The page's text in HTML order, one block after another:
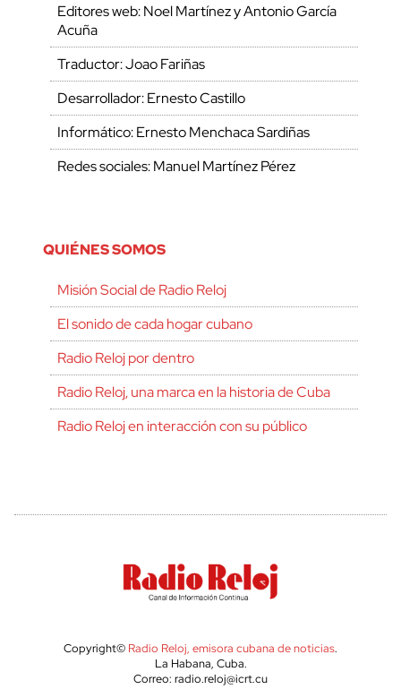
Editores web: Noel Martínez y Antonio García
Acuña
Traductor: Joao Fariñas
Desarrollador: Ernesto Castillo
Informático: Ernesto Menchaca Sardiñas
Redes sociales: Manuel Martínez Pérez
QUIÉNES SOMOS
Misión Social de Radio Reloj
El sonido de cada hogar cubano
Radio Reloj por dentro
Radio Reloj, una marca en la historia de Cuba
Radio Reloj en interacción con su público
Copyright© Radio Reloj, emisora cubana de noticias.
La Habana, Cuba.
Correo: radio.reloj@icrt.cu